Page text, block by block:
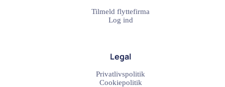
Tilmeld flyttefirma
Log ind
Legal
Privatlivspolitik
Cookiepolitik